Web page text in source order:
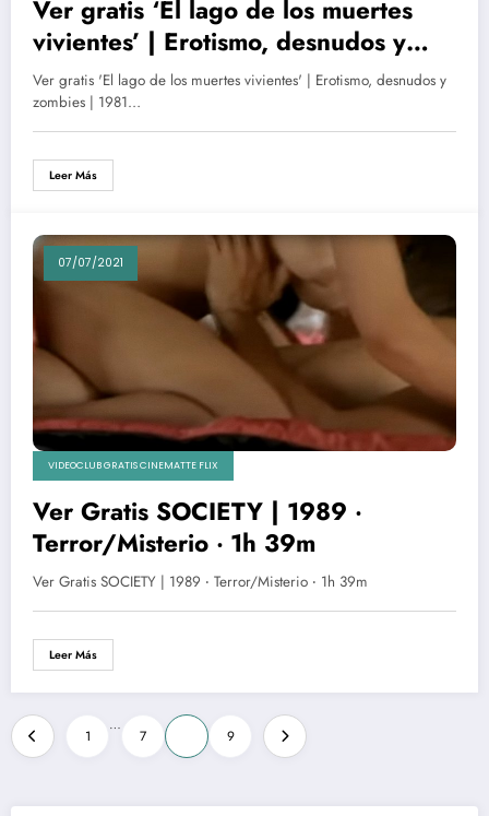
Ver gratis ‘El lago de los muertes
vivientes’ | Erotismo, desnudos y
zombies | 1981
Ver gratis 'El lago de los muertes vivientes' | Erotismo, desnudos y
zombies | 1981…
Leer Más
07/07/2021
VIDEOCLUB GRATIS CINEMATTE FLIX
Ver Gratis SOCIETY | 1989 ‧
Terror/Misterio ‧ 1h 39m
Ver Gratis SOCIETY | 1989 ‧ Terror/Misterio ‧ 1h 39m
Leer Más
Paginación
de
entradas
1
…
7 9